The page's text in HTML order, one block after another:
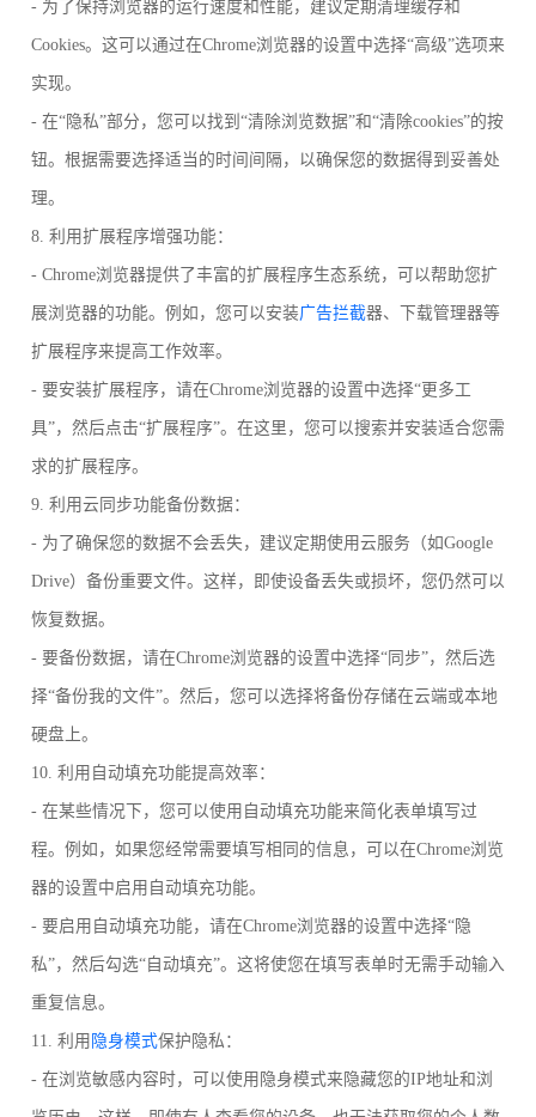
- 为了保持浏览器的运行速度和性能，建议定期清理缓存和
Cookies。这可以通过在Chrome浏览器的设置中选择“高级”选项来
实现。
- 在“隐私”部分，您可以找到“清除浏览数据”和“清除cookies”的按
钮。根据需要选择适当的时间间隔，以确保您的数据得到妥善处
理。
8. 利用扩展程序增强功能：
- Chrome浏览器提供了丰富的扩展程序生态系统，可以帮助您扩
展浏览器的功能。例如，您可以安装广告拦截器、下载管理器等
扩展程序来提高工作效率。
- 要安装扩展程序，请在Chrome浏览器的设置中选择“更多工
具”，然后点击“扩展程序”。在这里，您可以搜索并安装适合您需
求的扩展程序。
9. 利用云同步功能备份数据：
- 为了确保您的数据不会丢失，建议定期使用云服务（如Google
Drive）备份重要文件。这样，即使设备丢失或损坏，您仍然可以
恢复数据。
- 要备份数据，请在Chrome浏览器的设置中选择“同步”，然后选
择“备份我的文件”。然后，您可以选择将备份存储在云端或本地
硬盘上。
10. 利用自动填充功能提高效率：
- 在某些情况下，您可以使用自动填充功能来简化表单填写过
程。例如，如果您经常需要填写相同的信息，可以在Chrome浏览
器的设置中启用自动填充功能。
- 要启用自动填充功能，请在Chrome浏览器的设置中选择“隐
私”，然后勾选“自动填充”。这将使您在填写表单时无需手动输入
重复信息。
11. 利用 隐身模式保护隐私：
- 在浏览敏感内容时，可以使用隐身模式来隐藏您的IP地址和浏